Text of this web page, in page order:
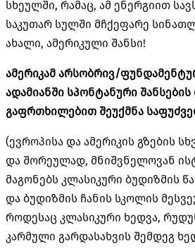
სხეულში, რამაც, ამ ენერგიით
საკუთარ სულში მჩქეფარე
ახალი, ამერიკული შანსი!
ამერიკამ არსობრივ/
ადამიანში სპონტანური შანსების
გაფრთხილებით შეუქმნა
(ევროპისა და ამერიკის გზების
და შორეულად, მნიშვნელოვან
მაგონებს კლასიკური ბუდიზმის
და ბუდიზმის ჩანის სკოლის
როდესაც კლასიკური ხედვა,
კარმული გარდასახვის შემდეგ